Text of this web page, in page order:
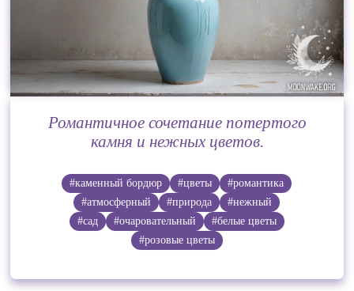
Романтичное сочетание потертого
камня и нежных цветов.
#каменный бордюр #цветы
#романтика
#атмосферный
#природа
#нежный
#сад
#очаровательный
#белые цветы
#розовые цветы